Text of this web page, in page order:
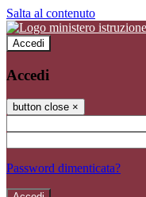
Salta al contenuto
Accedi
Accedi
button close ×
Password dimenticata?